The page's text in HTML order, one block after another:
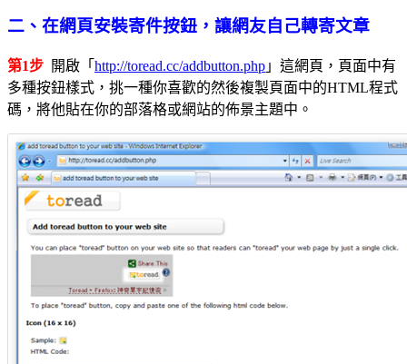
二、在網頁安裝寄件按鈕，讓網友自己轉寄文章
第1步 開啟「 http://toread.cc/addbutton.php 」這網頁，頁面中有
多種按鈕樣式，挑一種你喜歡的然後複製頁面中的HTML程式
碼，將他貼在你的部落格或網站的佈景主題中。